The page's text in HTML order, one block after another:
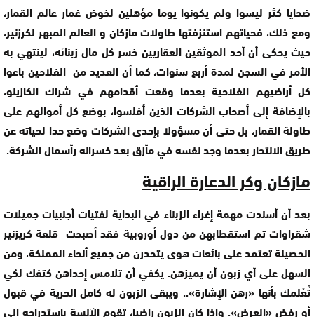
ضحايا كثر ليسوا ولم يكونوا يوما مؤهلين لخوض غمار عالم القمار،
ومع ذلك، فحياتهم استنزفتها طاولات مازكان و العالم المبهر لكرزنير،
حيث يحكى أن أحد الموثقين العقاريين خسر كل مال زبنائه، لينتهي به
الأمر في السجن لمدة أربع سنوات، كما أن العديد من الفلاحين باعوا
كل أراضيهم الفلاحية بعدما وقعت أقدامهم في شراك الكازينو،
بالإضافة إلى أصحاب الشركات الذين أفلسوا، بوضع كل أموالهم على
طاولة القمار، بل حتى أن مسؤولا بإحدى الشركات وضع حدا لحياته عن
طريق الانتحار بعدما وجد نفسه في مأزق بعد خسرانه رأسمال الشركة.
مازكان وكر الدعارة الراقية
بعد أن أسندت مهمة إغراء الزبناء في البداية لفتيات أجنبيات جميلات
شقراوات تم استقطابهن من دول أوروبية فقد أصبحت قلعة كريزنير
الحصينة تعتمد على بائعات هوى يتحدرن من جميع أنحاء المملكة، ومن
السهل على أي زبون أن يميزهن. يكفي أن تلامس إحداهن كتفك لكي
تُعْلمك بأنها «رهن الإشارة».. ويبقى الزبون له كامل الحرية في قبول
أو رفض «العرض». وإذا كان الزبون راضيا، تقوم الآنسة باستدراجه إلى